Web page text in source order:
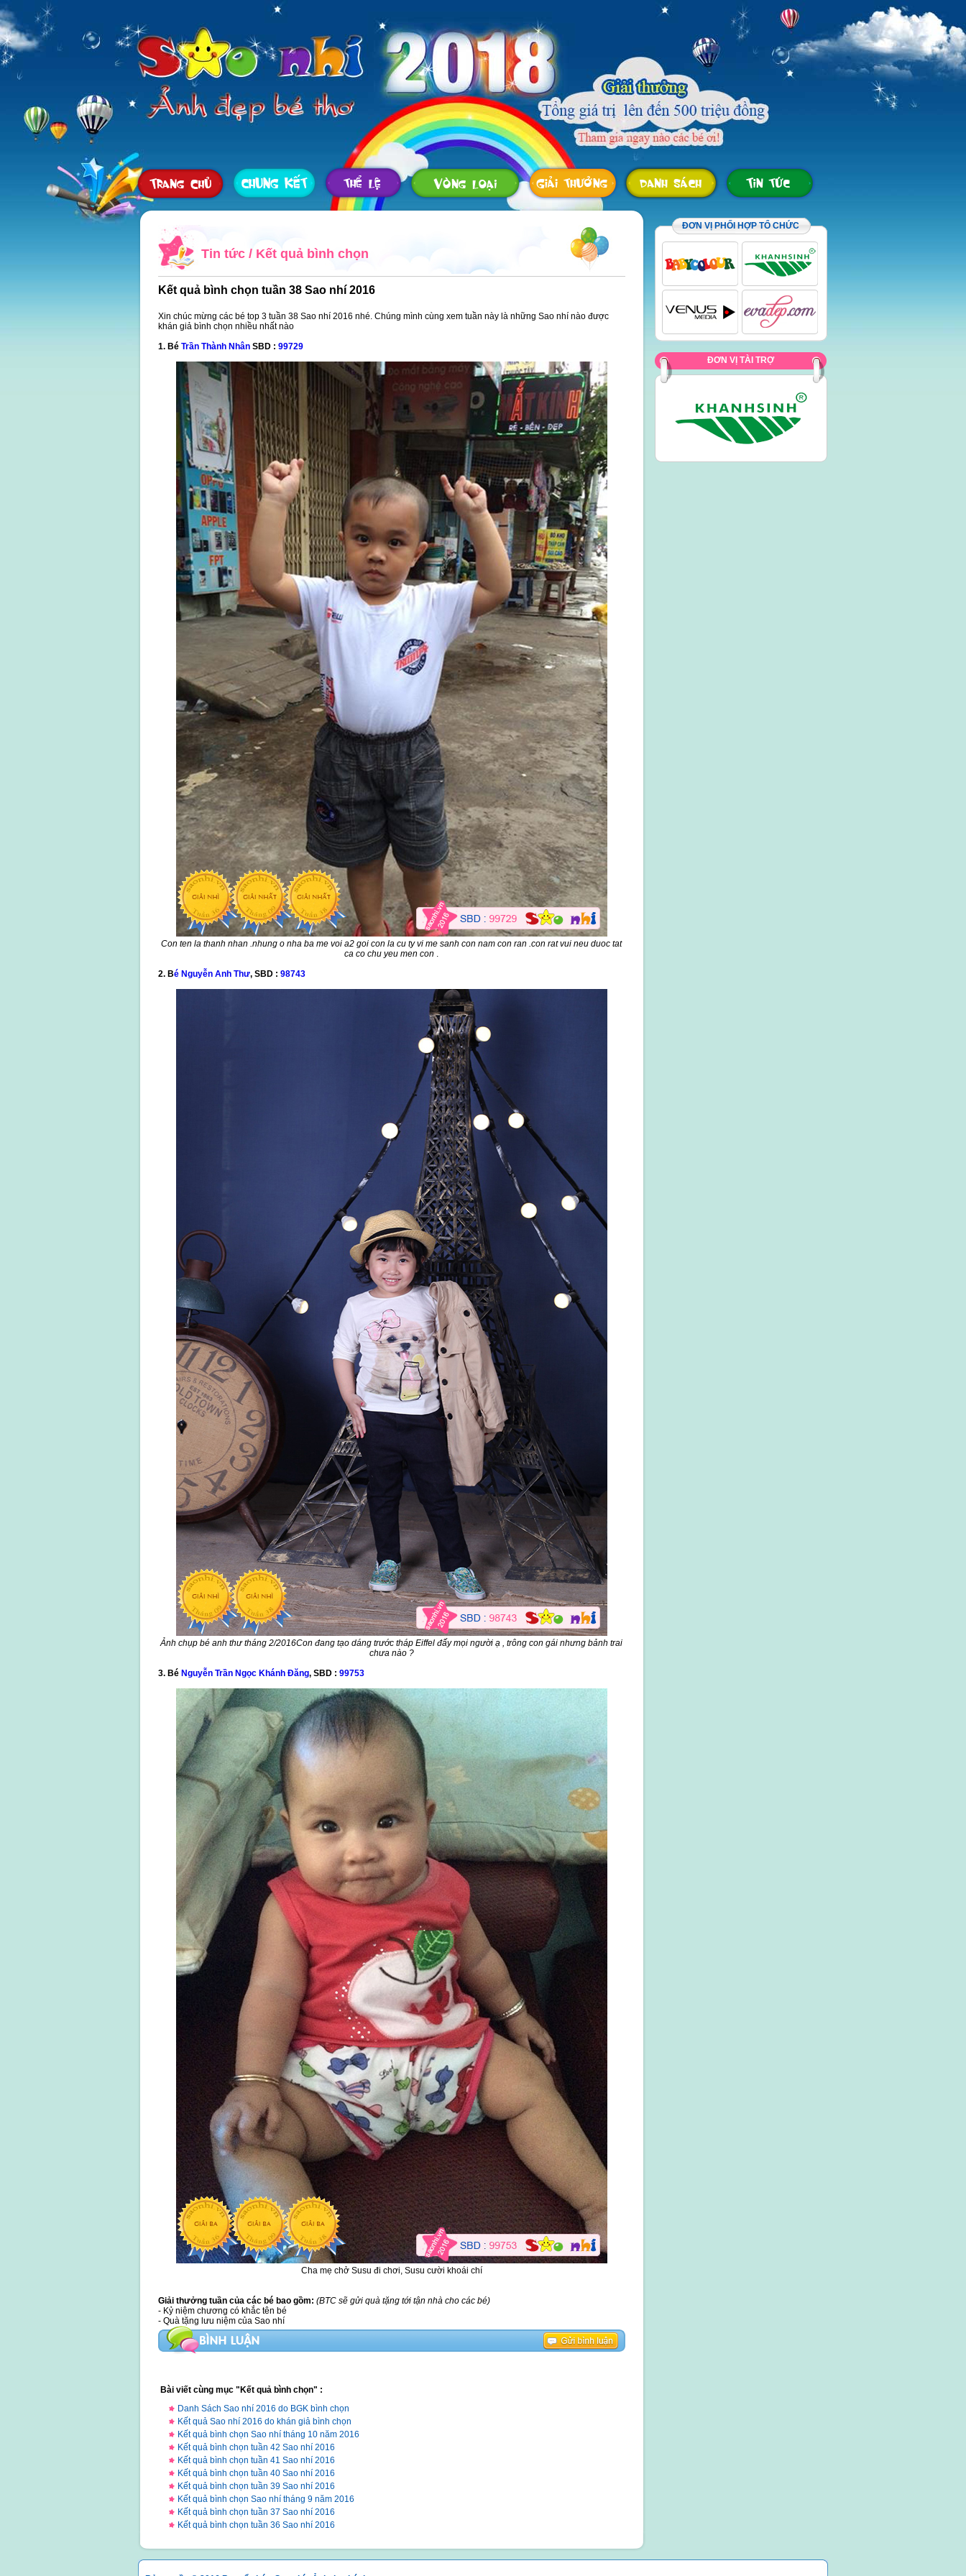
Tin tức/ Kết quả bình chọn
Kết quả bình chọn tuần 38 Sao nhí 2016
Xin chúc mừng các bé top 3 tuần 38 Sao nhí 2016 nhé. Chúng mình cùng xem tuần này là những Sao nhí nào được
khán giả bình chọn nhiều nhất nào
1. Bé Trần Thành NhânSBD : 99729
Con ten la thanh nhan .nhung o nha ba me voi a2 goi con la cu ty vi me sanh con nam con ran .con rat vui neu duoc tat
ca co chu yeu men con .
2. Bé ​​Nguyễn Anh Thư, SBD : 98743
Ảnh chụp bé anh thư tháng 2/2016Con đang tạo dáng trước tháp Eiffel đấy mọi người ạ , trông con gái nhưng bảnh trai
chưa nào ?
3. Bé Nguyễn Trần Ngọc Khánh Đăng, SBD : 99753
Cha mẹ chở Susu đi chơi, Susu cười khoái chí
Giải thưởng tuần của các bé bao gồm: (BTC sẽ gửi quà tặng tới tận nhà cho các bé)
- Kỷ niệm chương có khắc tên bé
- Quà tặng lưu niệm của Sao nhí
Bài viết cùng mục "Kết quả bình chọn" :
Danh Sách Sao nhí 2016 do BGK bình chọn
Kết quả Sao nhí 2016 do khán giả bình chọn
Kết quả bình chọn Sao nhí tháng 10 năm 2016
Kết quả bình chọn tuần 42 Sao nhí 2016
Kết quả bình chọn tuần 41 Sao nhí 2016
Kết quả bình chọn tuần 40 Sao nhí 2016
Kết quả bình chọn tuần 39 Sao nhí 2016
Kết quả bình chọn Sao nhí tháng 9 năm 2016
Kết quả bình chọn tuần 37 Sao nhí 2016
Kết quả bình chọn tuần 36 Sao nhí 2016
ĐƠN VỊ PHỐI HỢP TỔ CHỨC
ĐƠN VỊ TÀI TRỢ